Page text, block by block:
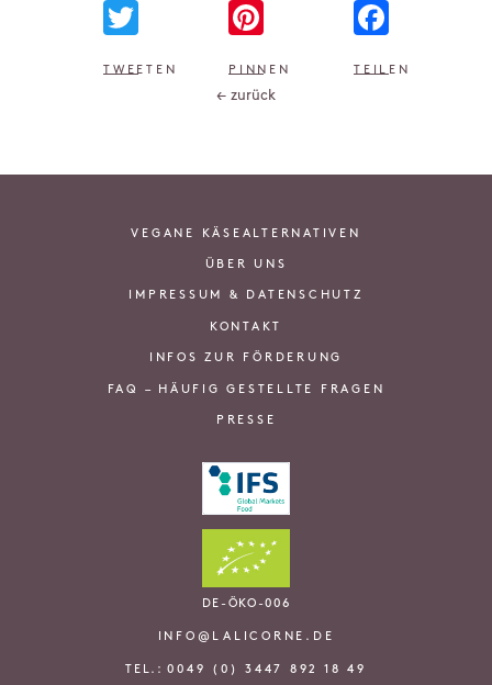
Twitter
TWEETEN
Pinterest
PINNEN TEILEN
← zurück
VEGANE KÄSEALTERNATIVEN
ÜBER UNS
IMPRESSUM & DATENSCHUTZ
KONTAKT
INFOS ZUR FÖRDERUNG
FAQ – HÄUFIG GESTELLTE FRAGEN
PRESSE
DE-ÖKO-006
INFO@LALICORNE.DE
TEL.:0049 (0) 3447 892 18 49